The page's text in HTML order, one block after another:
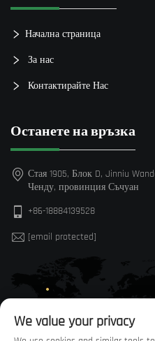
Начална страница
За нас
Контактирайте Нас
Останете на връзка
Стая 1905, Блок D, Jinniu
Ченду, провинция Съчуан
+86-18884139528
[email protected]
We value your privacy